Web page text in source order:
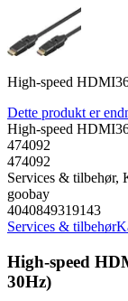
High-speed
Dette produkt er
High-speed
474092
474092
Services & tilbehør,
goobay
4040849319143
Services & tilbehør
High-speed
30Hz)